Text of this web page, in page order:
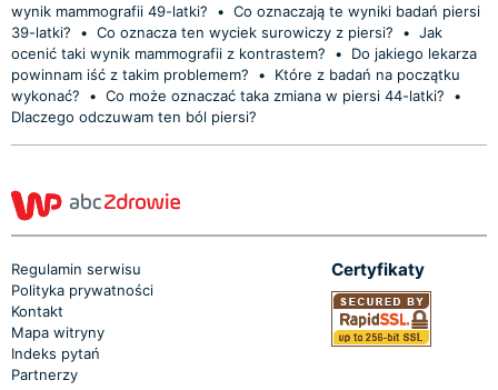
wynik mammografii 49-latki?
• Co oznaczają te wyniki badań piersi
39-latki?
• Co oznacza ten wyciek surowiczy z piersi? • Jak
ocenić taki wynik mammografii z kontrastem?
•
Do jakiego lekarza
powinnam iść z takim problemem?
•
Które z badań na początku
wykonać?
• Co może oznaczać taka zmiana w piersi 44-latki?
•
Dlaczego odczuwam ten ból piersi?
Regulamin serwisu
Polityka prywatności
Kontakt
Mapa witryny
Indeks pytań
Partnerzy
Certyfikaty